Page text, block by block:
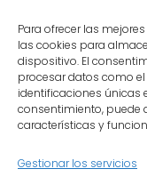
Para ofrecer las
las cookies para
dispositivo. El
procesar datos como
identificaciones únicas
consentimiento, puede
características y
Gestionar los servicios